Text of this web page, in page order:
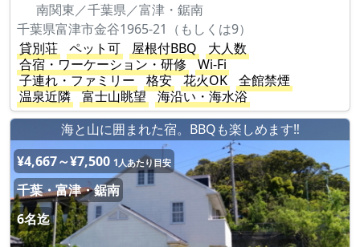
南関東／千葉県／富津・鋸南
千葉県富津市金谷1965-21（もしくは9）
貸別荘
ペット可 屋根付BBQ
大人数
合宿・ワーケーション・研修
Wi-Fi
子連れ・ファミリー
格安 花火OK
全館禁煙
温泉近隣
富士山眺望
海沿い・海水浴
海と山に囲まれた宿。BBQも楽しめます‼
¥4,667～¥7,500 1人あたり目安
千葉・富津・鋸南
6名迄